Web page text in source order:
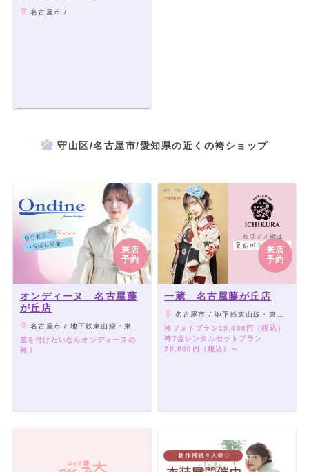
名古屋市 /
守山区/名古屋市/愛知県の近くの袴ショップ
来店
予約
オンディーヌ 名古屋藤
が丘店
名古屋市 / 地下鉄東山線・東部丘陵線「藤が丘駅」よりバス「富が丘」下車徒歩2分
差を付けたいならオンディーヌの
袴！
来店
予約
一蔵 名古屋藤が丘店
名古屋市 / 地下鉄東山線・東部丘陵線「藤が丘駅」よりバス「富が丘」下車徒歩2分
袴フォトプラン19,800円（税込）
袴7点レンタルセットプラン
20,000円（税込）～